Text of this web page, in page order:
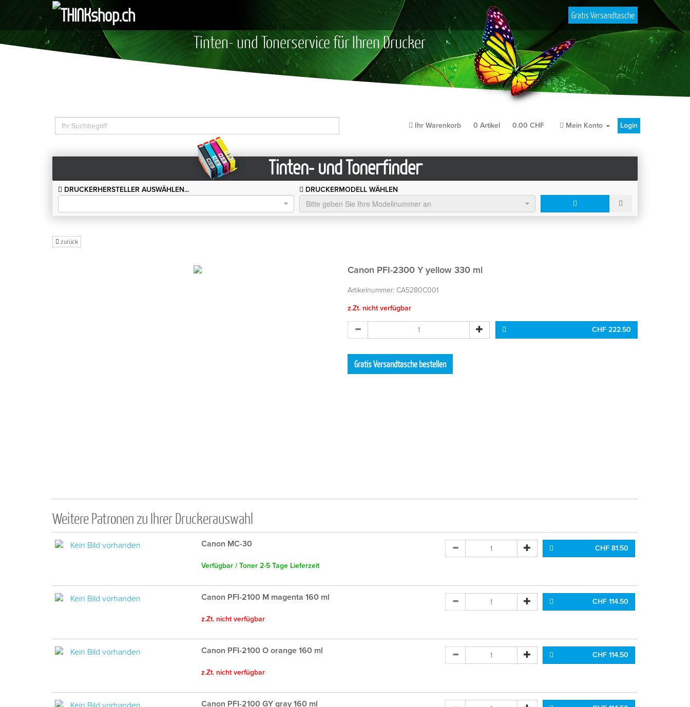
Gratis Versandtasche
Tinten- und Tonerservice für Ihren Drucker
Ihr Warenkorb 0 Artikel 0.00 CHF Mein Konto Login
Tinten- und Tonerfinder
DRUCKERHERSTELLER AUSWÄHLEN... DRUCKERMODELL WÄHLEN
Bitte geben Sie Ihre Modellnummer an
zurück
Canon PFI-2300 Y yellow 330 ml
Artikelnummer: CA5280C001
z.Zt. nicht verfügbar
CHF 222.50
Gratis Versandtasche bestellen
Weitere Patronen zu Ihrer Druckerauswahl
Canon MC-30
Verfügbar / Toner 2-5 Tage Lieferzeit
CHF 81.50
Canon PFI-2100 M magenta 160 ml
z.Zt. nicht verfügbar
CHF 114.50
Canon PFI-2100 O orange 160 ml
z.Zt. nicht verfügbar
CHF 114.50
Canon PFI-2100 GY gray 160 ml